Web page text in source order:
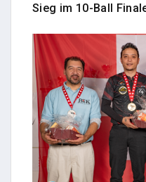
Sieg im 10-Ball